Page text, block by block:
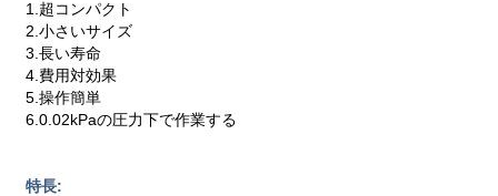
1.超コンパクト
2.小さいサイズ
3.長い寿命
4.費用対効果
5.操作簡単
6.0.02kPaの圧力下で作業する
特長: